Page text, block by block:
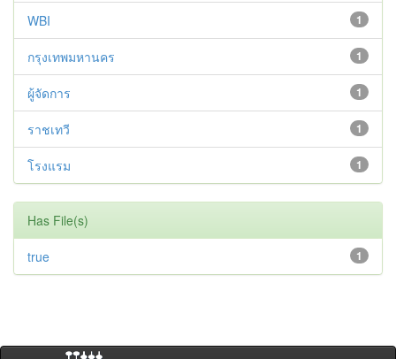
1
WBI
1
กรุงเทพมหานคร
1
ผู้จัดการ
1
ราชเทวี
1
โรงแรม
Has File(s)
1
true